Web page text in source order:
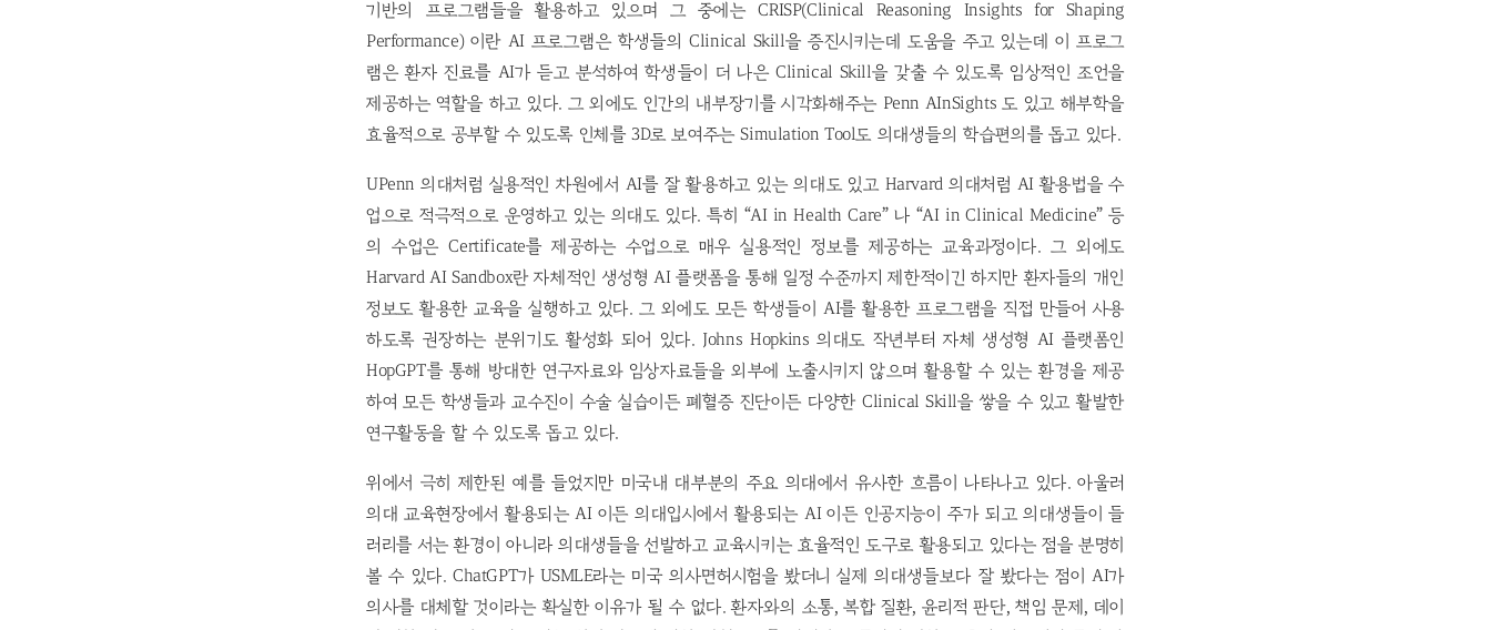
기반의 프로그램들을 활용하고 있으며 그 중에는 CRISP(Clinical Reasoning Insights for Shaping
Performance) 이란 AI 프로그램은 학생들의 Clinical Skill을 증진시키는데 도움을 주고 있는데 이 프로그
램은 환자 진료를 AI가 듣고 분석하여 학생들이 더 나은 Clinical Skill을 갖출 수 있도록 임상적인 조언을
제공하는 역할을 하고 있다. 그 외에도 인간의 내부장기를 시각화해주는 Penn AInSights 도 있고 해부학을
효율적으로 공부할 수 있도록 인체를 3D로 보여주는 Simulation Tool도 의대생들의 학습편의를 돕고 있다.
UPenn 의대처럼 실용적인 차원에서 AI를 잘 활용하고 있는 의대도 있고 Harvard 의대처럼 AI 활용법을 수
업으로 적극적으로 운영하고 있는 의대도 있다. 특히 “AI in Health Care” 나 “AI in Clinical Medicine” 등
의 수업은 Certificate를 제공하는 수업으로 매우 실용적인 정보를 제공하는 교육과정이다. 그 외에도
Harvard AI Sandbox란 자체적인 생성형 AI 플랫폼을 통해 일정 수준까지 제한적이긴 하지만 환자들의 개인
정보도 활용한 교육을 실행하고 있다. 그 외에도 모든 학생들이 AI를 활용한 프로그램을 직접 만들어 사용
하도록 권장하는 분위기도 활성화 되어 있다. Johns Hopkins 의대도 작년부터 자체 생성형 AI 플랫폼인
HopGPT를 통해 방대한 연구자료와 임상자료들을 외부에 노출시키지 않으며 활용할 수 있는 환경을 제공
하여 모든 학생들과 교수진이 수술 실습이든 폐혈증 진단이든 다양한 Clinical Skill을 쌓을 수 있고 활발한
연구활동을 할 수 있도록 돕고 있다.
위에서 극히 제한된 예를 들었지만 미국내 대부분의 주요 의대에서 유사한 흐름이 나타나고 있다. 아울러
의대 교육현장에서 활용되는 AI 이든 의대입시에서 활용되는 AI 이든 인공지능이 주가 되고 의대생들이 들
러리를 서는 환경이 아니라 의대생들을 선발하고 교육시키는 효율적인 도구로 활용되고 있다는 점을 분명히
볼 수 있다. ChatGPT가 USMLE라는 미국 의사면허시험을 봤더니 실제 의대생들보다 잘 봤다는 점이 AI가
의사를 대체할 것이라는 확실한 이유가 될 수 없다. 환자와의 소통, 복합 질환, 윤리적 판단, 책임 문제, 데이